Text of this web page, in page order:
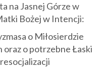
na Jasnej Górze w
Bożej w Intencji:
o Miłosierdzie
oraz o potrzebne Łaski